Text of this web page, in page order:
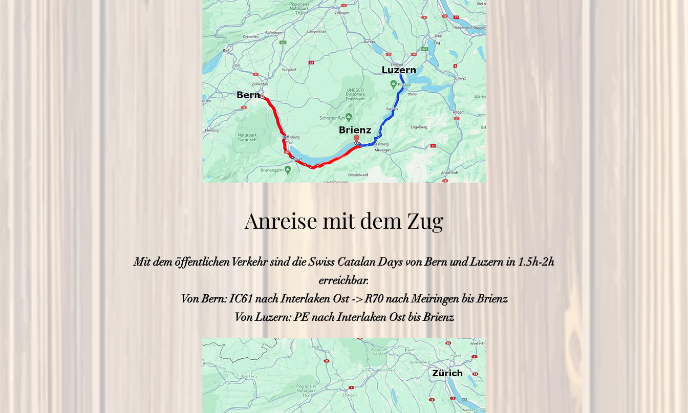
Anreise mit dem Zug
Mit dem öffentlichen Verkehr sind die Swiss Catalan Days von Bern und Luzern in 1.5h-2h
erreichbar.
Von Bern: IC61 nach Interlaken Ost -> R70 nach Meiringen bis Brienz
Von Luzern: PE nach Interlaken Ost bis Brienz